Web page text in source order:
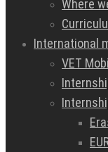
Where
International
VET